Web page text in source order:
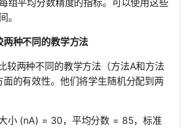
。
种不同的教学方法
较两种不同的教学方法（方法A和方法
面的有效性。他们将学生随机分配到两
小 (nA) = 30，平均分数 = 85，标准